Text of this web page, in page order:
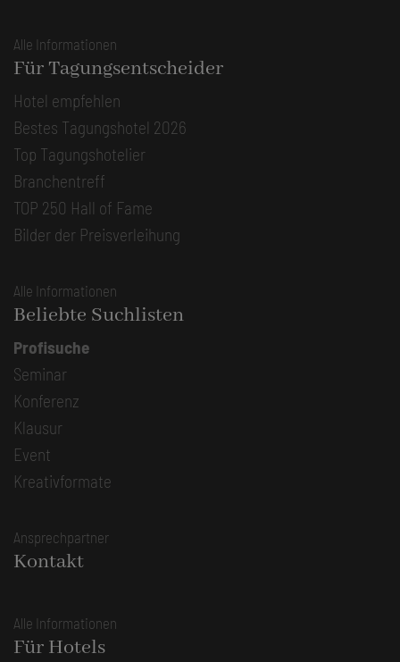
Alle Informationen
Für Tagungsentscheider
Hotel empfehlen
Bestes Tagungshotel 2026
Top Tagungshotelier
Branchentreff
TOP 250 Hall of Fame
Bilder der Preisverleihung
Alle Informationen
Beliebte Suchlisten
Profisuche
Seminar
Konferenz
Klausur
Event
Kreativformate
Ansprechpartner
Kontakt
Alle Informationen
Für Hotels